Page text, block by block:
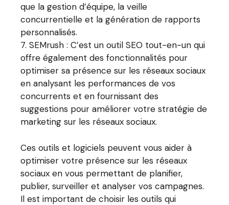
que la gestion d’équipe, la veille
concurrentielle et la génération de rapports
personnalisés.
SEMrush : C’est un outil SEO tout-en-un qui
offre également des fonctionnalités pour
optimiser sa présence sur les réseaux sociaux
en analysant les performances de vos
concurrents et en fournissant des
suggestions pour améliorer votre stratégie de
marketing sur les réseaux sociaux.
Ces outils et logiciels peuvent vous aider à
optimiser votre présence sur les réseaux
sociaux en vous permettant de planifier,
publier, surveiller et analyser vos campagnes.
Il est important de choisir les outils qui